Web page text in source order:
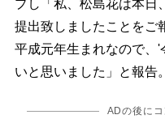
プし「私、松島花は本日
提出致しましたことを
平成元年生まれなので、'
いと思いました」と報告。
ADの後に